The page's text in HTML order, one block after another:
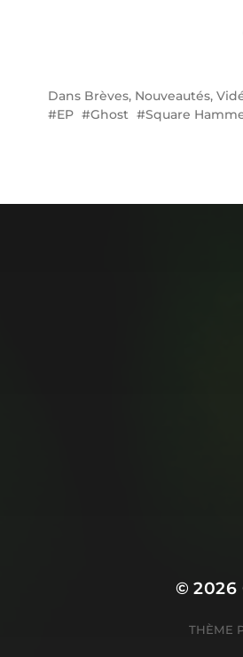
Dans Brèves, Nouveautés,
EP
Ghost Square
© 2026
THÈME